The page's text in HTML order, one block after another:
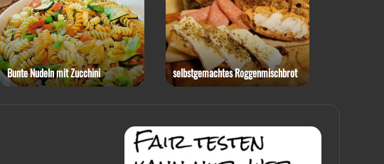
Bunte Nudeln mit Zucchini selbstgemachtes Roggenmischbrot